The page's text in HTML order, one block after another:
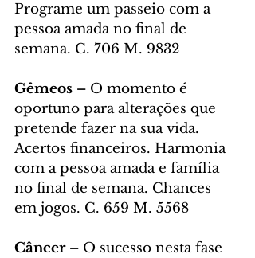
Programe um passeio com a
pessoa amada no final de
semana. C. 706 M. 9832
Gêmeos – O momento é
oportuno para alterações que
pretende fazer na sua vida.
Acertos financeiros. Harmonia
com a pessoa amada e família
no final de semana. Chances
em jogos. C. 659 M. 5568
Câncer – O sucesso nesta fase